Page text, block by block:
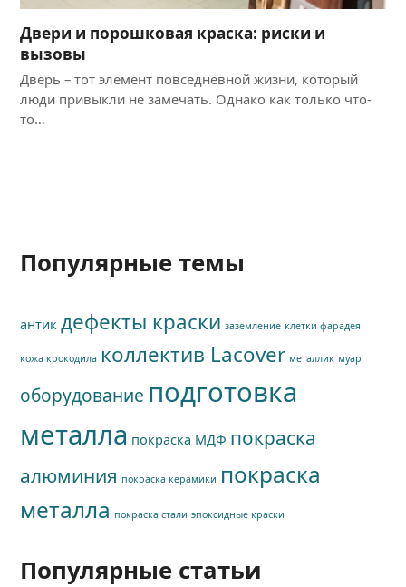
Двери и порошковая краска: риски и
вызовы
Дверь – тот элемент повседневной жизни, который
люди привыкли не замечать. Однако как только что-
то…
Популярные темы
антик дефекты краски заземление клетки фарадея
кожа крокодила коллектив Lacover металлик муар
оборудование подготовка
металла покраска МДФ покраска
алюминия покраска керамики покраска
металла покраска стали эпоксидные краски
Популярные статьи